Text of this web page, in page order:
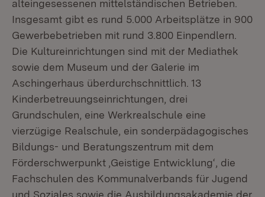
alteingesessenen mittelständischen Betrieben.
Insgesamt gibt es rund 5.000 Arbeitsplätze in 900
Gewerbebetrieben mit rund 3.800 Einpendlern.
Die Kultureinrichtungen sind mit der Mediathek
sowie dem Museum und der Galerie im
Aschingerhaus überdurchschnittlich. 13
Kinderbetreuungseinrichtungen, drei
Grundschulen, eine Werkrealschule eine
vierzügige Realschule, ein sonderpädagogisches
Bildungs- und Beratungszentrum mit dem
Förderschwerpunkt ‚Geistige Entwicklung‘, die
Fachschulen des Kommunalverbands für Jugend
und Soziales sowie die Ausbildungsakademie der